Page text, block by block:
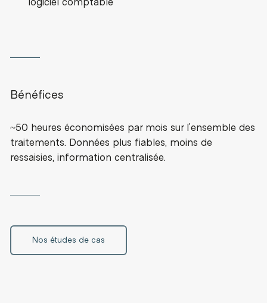
logiciel comptable
Bénéfices
~50 heures économisées par mois sur l’ensemble des
traitements. Données plus fiables, moins de
ressaisies, information centralisée.
Nos études de cas